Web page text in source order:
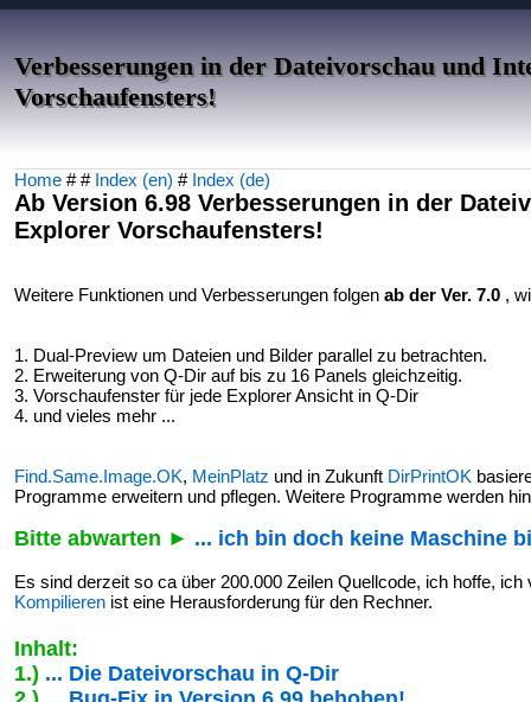
Verbesserungen in der Dateivorschau und
Vorschaufensters!
Home # # Index (en) # Index (de)
Ab Version 6.98 Verbesserungen in der
Explorer Vorschaufensters!
Weitere Funktionen und Verbesserungen folgen ab der Ver. 7.0 ,
1. Dual-Preview um Dateien und Bilder parallel zu betrachten.
2. Erweiterung von Q-Dir auf bis zu 16 Panels gleichzeitig.
3. Vorschaufenster für jede Explorer Ansicht in Q-Dir
4. und vieles mehr ...
Find.Same.Image.OK, MeinPlatz und in Zukunft DirPrintOK
Programme erweitern und pflegen. Weitere Programme werden
Bitte abwarten ► ... ich bin doch keine Maschine
Es sind derzeit so ca über 200.000 Zeilen Quellcode, ich hoffe,
Kompilieren ist eine Herausforderung für den Rechner.
Inhalt:
1.) ... Die Dateivorschau in Q-Dir